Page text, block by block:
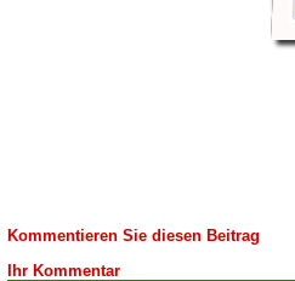
Kommentieren Sie diesen Beitrag
Ihr Kommentar